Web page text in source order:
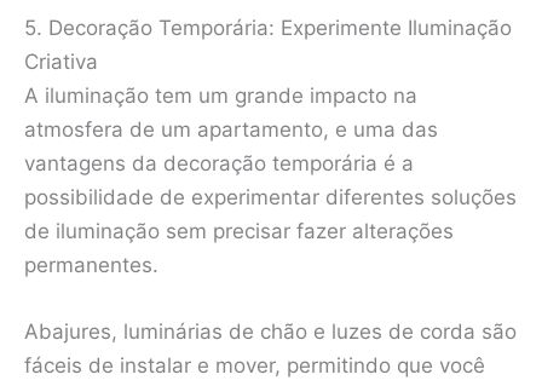
5. Decoração Temporária: Experimente Iluminação
Criativa
A iluminação tem um grande impacto na
atmosfera de um apartamento, e uma das
vantagens da decoração temporária é a
possibilidade de experimentar diferentes soluções
de iluminação sem precisar fazer alterações
permanentes.
Abajures, luminárias de chão e luzes de corda são
fáceis de instalar e mover, permitindo que você